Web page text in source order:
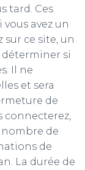
tard. Ces
avez un
ce site, un
déterminer si
Il ne
et sera
de
connecterez,
de
de
La durée de